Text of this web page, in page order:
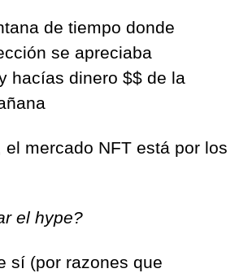
de tiempo donde
se apreciaba
hacías dinero $$ de la
el mercado NFT está por los
el hype?
sí (por razones que